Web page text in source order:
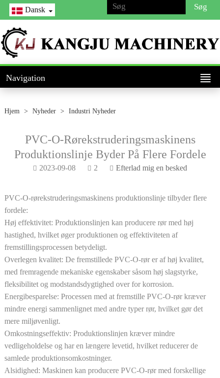
Dansk
Navigation
Hjem > Nyheder > Industri Nyheder
PVC-O-Rørekstruderingsmaskinens
Produktionslinje Byder På Flere Fordele
2023-09-08 2 Efterlad mig en besked
PVC-O-rørekstruderingsmaskinens produktionslinje tilbyder flere
fordele:
Høj effektivitet: Produktionslinjen kan producere rør med høj
hastighed, hvilket øger produktionen og effektiviteten af ​​
fremstillingsprocessen betydeligt.
Overlegen kvalitet: De fremstillede PVC-O-rør er af høj kvalitet,
med fremragende mekaniske egenskaber såsom høj slagstyrke,
fleksibilitet og modstandsdygtighed over for korrosion.
Energibesparelse: Processen med at fremstille PVC-O-rør kræver
mindre energi sammenlignet med andre typer rør, hvilket gør det
mere miljøvenligt.
Omkostningseffektiv: Produktionslinjen kræver mindre
vedligeholdelse og har en længere levetid, hvilket reducerer de
samlede produktionsomkostninger.
Alsidighed: Maskinen kan producere PVC-O-rør med forskellige